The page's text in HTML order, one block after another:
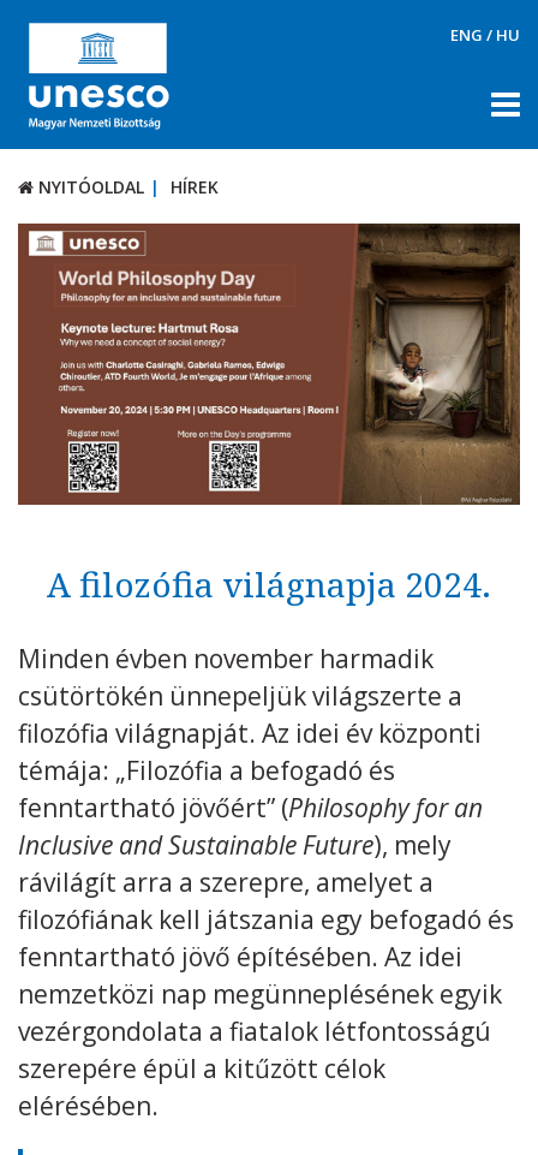
ENG / HU
NYITÓOLDAL HÍREK
RÓLUNK
TÉMÁK
DOKUMENTUMTÁR
PÁLYÁZATOK / DÍJAK
KAPCSOLAT
Kövess minket unescohungary
RSS
NYITÓOLDAL HÍREK
A filozófia világnapja 2024.
Minden évben november harmadik
csütörtökén ünnepeljük világszerte a
filozófia világnapját. Az idei év központi
témája: „Filozófia a befogadó és
fenntartható jövőért” (Philosophy for an
Inclusive and Sustainable Future), mely
rávilágít arra a szerepre, amelyet a
filozófiának kell játszania egy befogadó és
fenntartható jövő építésében. Az idei
nemzetközi nap megünneplésének egyik
vezérgondolata a fiatalok létfontosságú
szerepére épül a kitűzött célok
elérésében.